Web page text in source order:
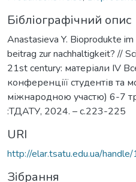
Бібліографічний опис
Anastasieva Y. Bioprodukte
beitrag zur nachhaltigkeit? //
21st century: матеріали ІV
конференціїї студентів та
міжнародною участю) 6-7
:ТДАТУ, 2024. – с.223-225
URI
http://elar.tsatu.edu.ua/
Зібрання